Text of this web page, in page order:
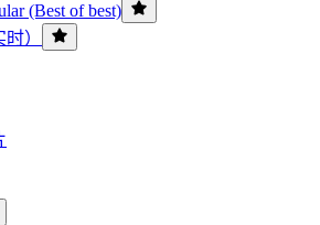
(Best of best)
）